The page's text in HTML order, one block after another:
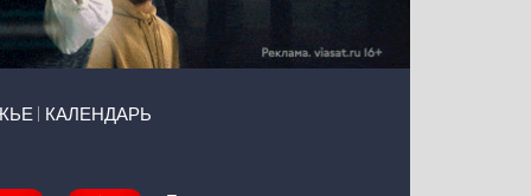
КАЛЕНДАРЬ